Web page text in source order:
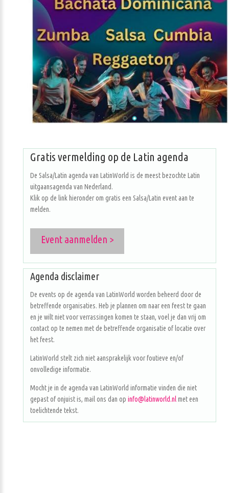
Gratis vermelding op de Latin agenda
De Salsa/Latin agenda van LatinWorld is de meest bezochte Latin
uitgaansagenda van Nederland.
Klik op de link hieronder om gratis een Salsa/Latin event aan te
melden.
Event aanmelden >
Agenda disclaimer
De events op de agenda van LatinWorld worden beheerd door de
betreffende organisaties. Heb je plannen om naar een feest te gaan
en je wilt niet voor verrassingen komen te staan, voel je dan vrij om
contact op te nemen met de betreffende organisatie of locatie over
het feest.
LatinWorld stelt zich niet aansprakelijk voor foutieve en/of
onvolledige informatie.
Mocht je in de agenda van LatinWorld informatie vinden die niet
gepast of onjuist is, mail ons dan op info@latinworld.nlmet een
toelichtende tekst.